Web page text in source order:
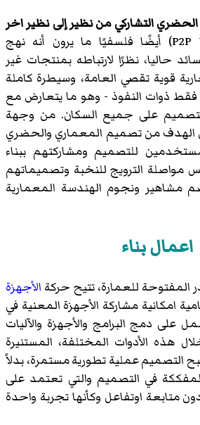
التشاركي من نظير إلى نظير اخر
P2P Urbanism) أيضًا فلسفيًا ما يرون أنه نهج
حاليا، نظرًا لارتباطه بمنتجات غير
قوية تقصي العامة، وسيطرة كاملة
ذوات النفوذ - وهو ما يتعارض مع
على جميع السكان. من وجهة
الهدف من تصميم المعماري والحضري
للتصميم ومشاركتهم ببناء
مواصلة الترويج للنخبة وتصميماتهم
مشاهير ونجوم الهندسة المعمارية
اعمال بناء
المفتوحة للعمارة، تتيح حركة الأجهزة
امكانية مشاركة الأجهزة المعنية في
على دمج البرامج والأجهزة والآليات
هذه الأدوات المختلفة، المستنيرة
التصميم عملية تطورية مستمرة، بدلاً
في التصميم والتي تعتمد على
متابعة اوتفاعل وكأنها تجربة واحدة